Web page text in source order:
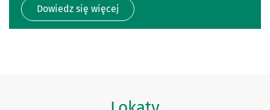
Dowiedz się więcej